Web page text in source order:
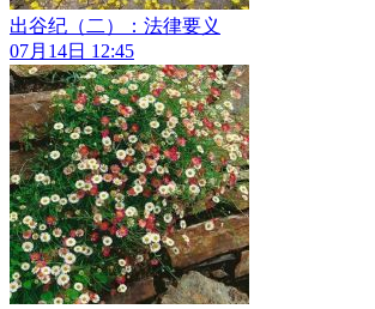
出谷纪（二）：法律要义
07月14日 12:45